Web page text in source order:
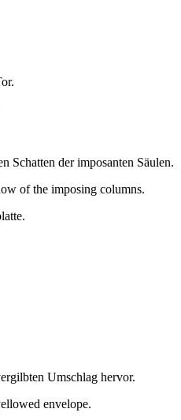
Schatten der imposanten Säulen.
of the imposing columns.
Umschlag hervor.
envelope.